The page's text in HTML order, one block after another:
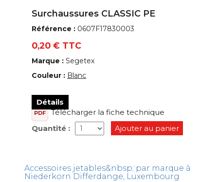
Surchaussures CLASSIC PE
Référence : 0607F17830003
0,20 € TTC
Marque : Segetex
Couleur : Blanc
Détails
PDF
Télécharger la fiche technique
Quantité :
Ajouter au panier
Accessoires jetables&nbsp; par marque à
Niederkorn Differdange, Luxembourg